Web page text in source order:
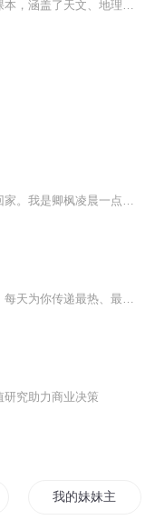
究助力商业决策
二 我的妹妹主神